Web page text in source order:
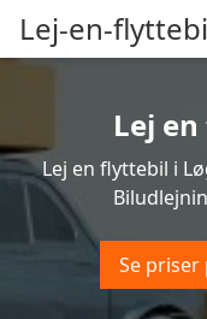
Lej-en-
Lej
Lej en flyttebil i
Se